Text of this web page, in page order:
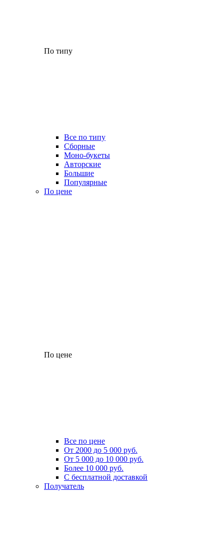
По типу
Все по типу
Сборные
Моно-букеты
Авторские
Большие
Популярные
По цене
По цене
Все по цене
От 2000 до 5 000 руб.
От 5 000 до 10 000 руб.
Более 10 000 руб.
С бесплатной доставкой
Получатель